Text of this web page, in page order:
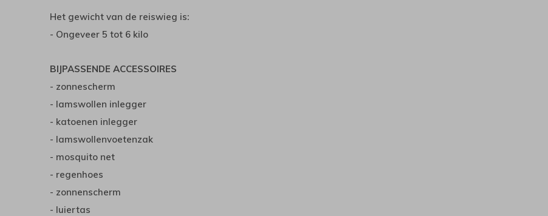
Het gewicht van de reiswieg is:
- Ongeveer 5 tot 6 kilo
BIJPASSENDE ACCESSOIRES
- zonnescherm
- lamswollen inlegger
- katoenen inlegger
- lamswollenvoetenzak
- mosquito net
- regenhoes
- zonnenscherm
- luiertas